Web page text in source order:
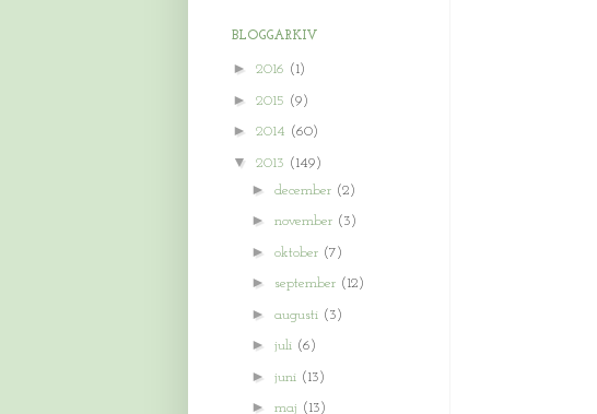
BLOGGARKIV
► 2016 (1)
► 2015 (9)
► 2014 (60)
▼ 2013 (149)
► december (2)
► november (3)
► oktober (7)
► september (12)
► augusti (3)
► juli (6)
► juni (13)
► maj (13)